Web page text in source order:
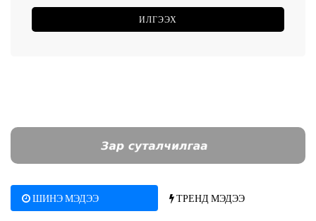
ШИНЭ МЭДЭЭ ТРЕНД МЭДЭЭ